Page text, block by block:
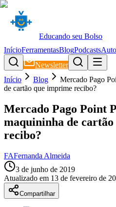
Educando seu Bolso
InícioFerramentasBlogPodcasts
Newsletter
Início
Blog
Mercado Pago
de cartão que imprime recibo?
Mercado Pago Point
maquininha de
recibo?
FAFernanda Almeida
3 de junho de 2019
Atualizado em 13 de fevereiro de
Compartilhar